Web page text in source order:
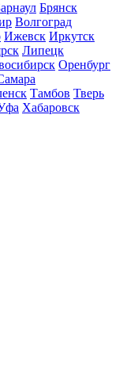
Брянск
Волгоград
Ижевск Иркутск
Липецк
Оренбург
Тамбов Тверь
Хабаровск